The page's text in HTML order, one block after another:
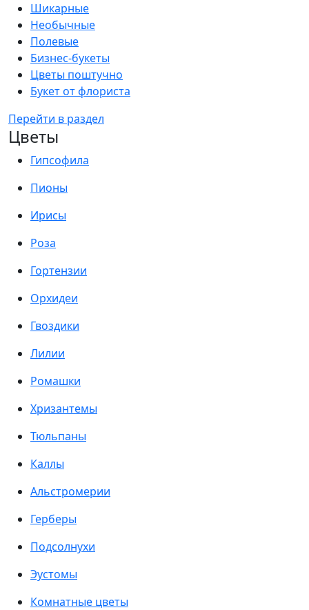
Шикарные
Необычные
Полевые
Бизнес-букеты
Цветы поштучно
Букет от флориста
Перейти в раздел
Цветы
Гипсофила
Пионы
Ирисы
Роза
Гортензии
Орхидеи
Гвоздики
Лилии
Ромашки
Хризантемы
Тюльпаны
Каллы
Альстромерии
Герберы
Подсолнухи
Эустомы
Комнатные цветы